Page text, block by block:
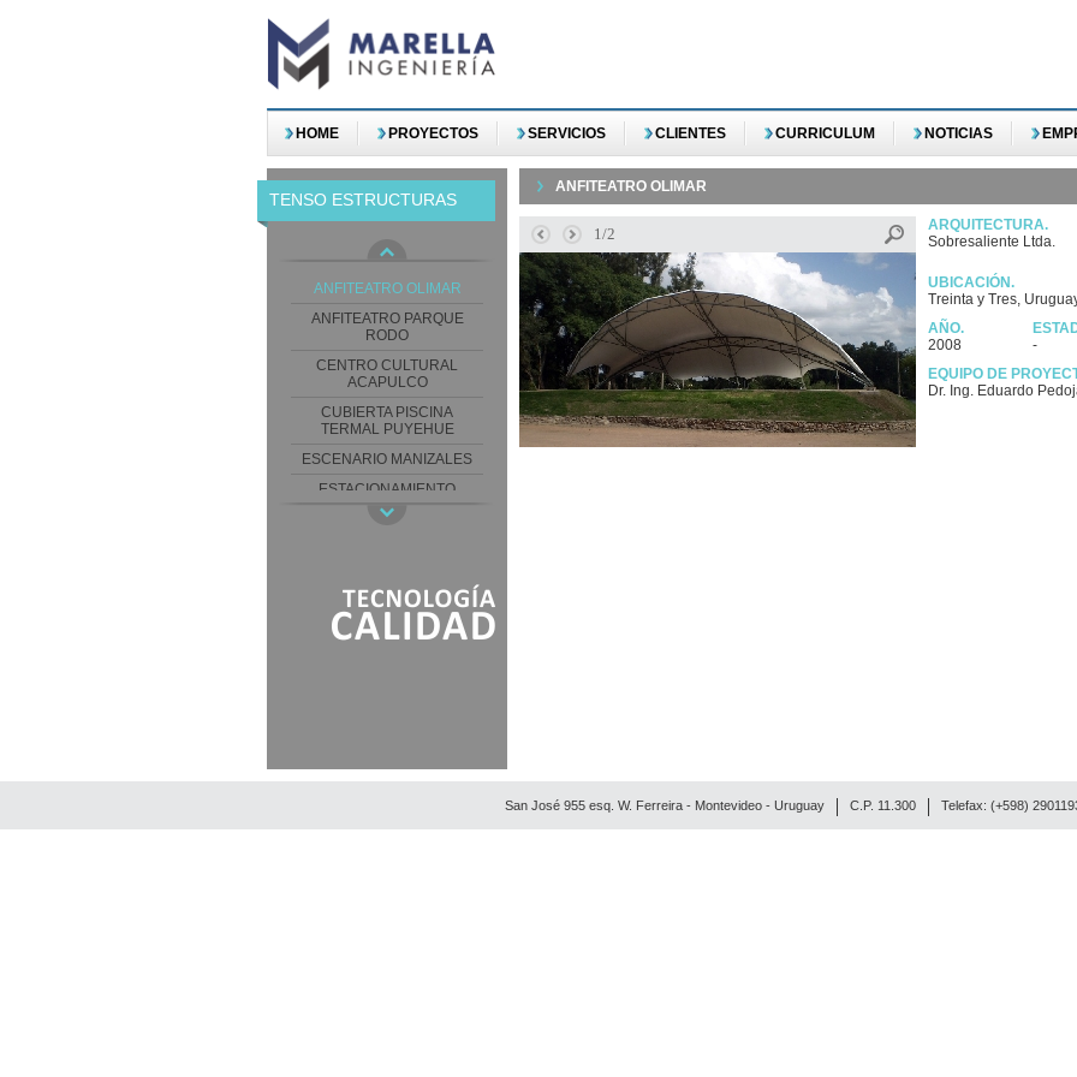
HOME PROYECTOS SERVICIOS CLIENTES CURRICULUM NOTICIAS
TENSO ESTRUCTURAS
ANFITEATRO OLIMAR
ANFITEATRO PARQUE
RODO
CENTRO CULTURAL
ACAPULCO
CUBIERTA PISCINA
TERMAL PUYEHUE
ESCENARIO MANIZALES
ESTACIONAMIENTO
BUQUEBUS PUERTO DE
ANFITEATRO OLIMAR
1/2
ARQUITECTURA.
Sobresaliente Ltda.
UBICACIÓN.
Treinta y Tres,
AÑO.
2008
-
EQUIPO DE
Dr. Ing. Eduardo
Telefax: (+598)
C.P. 11.300
San José 955 esq. W. Ferreira - Montevideo - Uruguay